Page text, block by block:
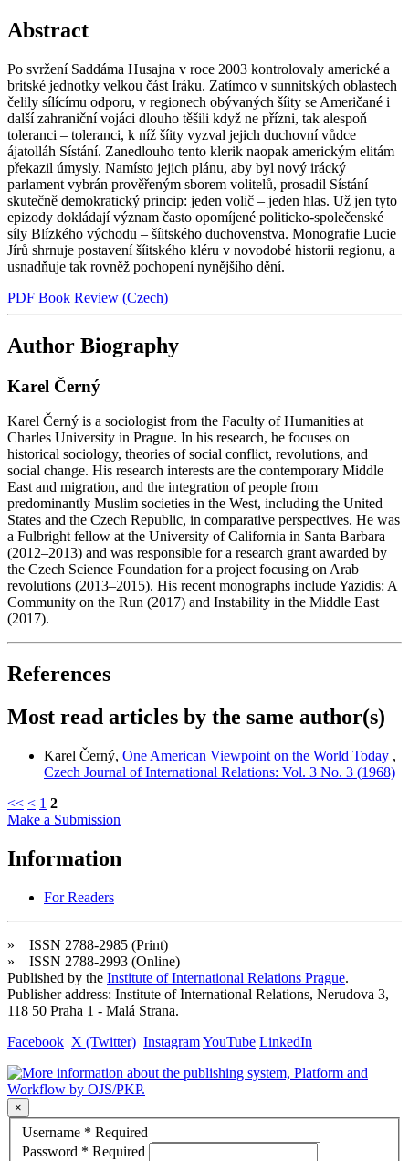
Abstract
Po svržení Saddáma Husajna v roce 2003 kontrolovaly americké a
britské jednotky velkou část Iráku. Zatímco v sunnitských oblastech
čelily sílícímu odporu, v regionech obývaných šíity se Američané i
další zahraniční vojáci dlouho těšili když ne přízni, tak alespoň
toleranci – toleranci, k níž šíity vyzval jejich duchovní vůdce
ájatolláh Sístání. Zanedlouho tento klerik naopak americkým elitám
překazil úmysly. Namísto jejich plánu, aby byl nový irácký
parlament vybrán prověřeným sborem volitelů, prosadil Sístání
skutečně demokratický princip: jeden volič – jeden hlas. Už jen tyto
epizody dokládají význam často opomíjené politicko-společenské
síly Blízkého východu – šíitského duchovenstva. Monografie Lucie
Jírů shrnuje postavení šíitského kléru v novodobé historii regionu, a
usnadňuje tak rovněž pochopení nynějšího dění.
PDF Book Review (Czech)
Author Biography
Karel Černý
Karel Černý is a sociologist from the Faculty of Humanities at
Charles University in Prague. In his research, he focuses on
historical sociology, theories of social conflict, revolutions, and
social change. His research interests are the contemporary Middle
East and migration, and the integration of people from
predominantly Muslim societies in the West, including the United
States and the Czech Republic, in comparative perspectives. He was
a Fulbright fellow at the University of California in Santa Barbara
(2012–2013) and was responsible for a research grant awarded by
the Czech Science Foundation for a project focusing on Arab
revolutions (2013–2015). His recent monographs include Yazidis: A
Community on the Run (2017) and Instability in the Middle East
(2017).
References
Most read articles by the same author(s)
Karel Černý, One American Viewpoint on the World Today ,
Czech Journal of International Relations: Vol. 3 No. 3 (1968)
<< < 1 2
Make a Submission
Information
For Readers
» ISSN 2788-2985 (Print)
» ISSN 2788-2993 (Online)
Published by the Institute of International Relations Prague.
Publisher address: Institute of International Relations, Nerudova 3,
118 50 Praha 1 - Malá Strana.
Facebook X (Twitter) InstagramYouTube LinkedIn
×
Username * Required
Password * Required